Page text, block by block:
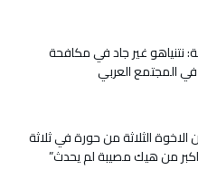
نتنياهو غير جاد في مكافحة
المجتمع العربي
الاخوة الثلاثة من حورة في ثلاثة
من هيك مصيبة لم يحدث”